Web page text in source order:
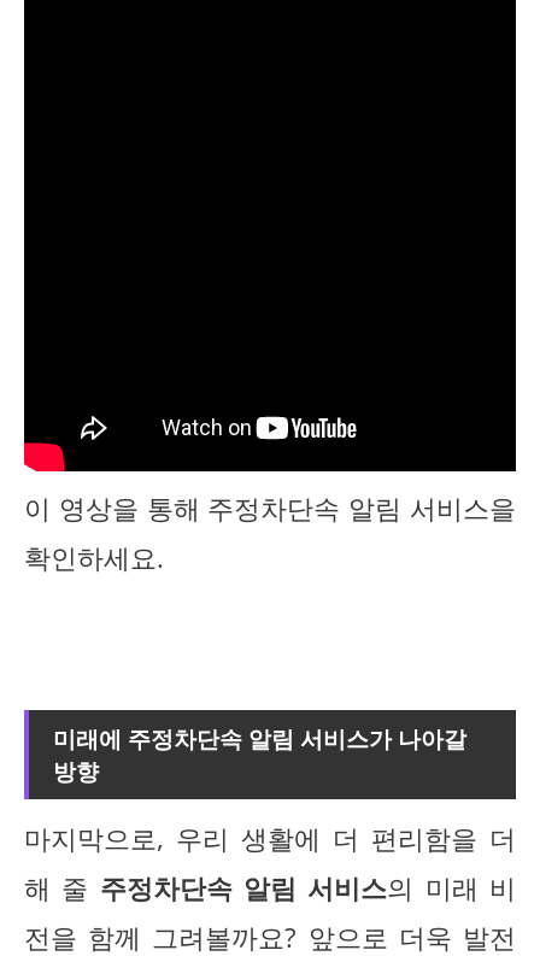
이 영상을 통해 주정차단속 알림 서비스을
확인하세요.
미래에 주정차단속 알림 서비스가 나아갈
방향
마지막으로, 우리 생활에 더 편리함을 더
해 줄 주정차단속 알림 서비스의 미래 비
전을 함께 그려볼까요? 앞으로 더욱 발전